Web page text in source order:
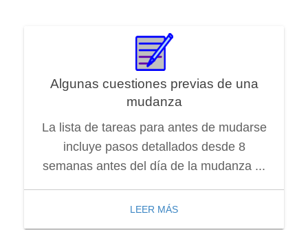
Algunas cuestiones previas de una
mudanza
La lista de tareas para antes de mudarse
incluye pasos detallados desde 8
semanas antes del día de la mudanza ...
LEER MÁS